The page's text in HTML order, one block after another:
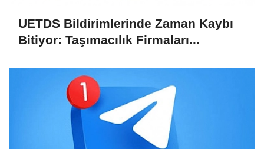
UETDS Bildirimlerinde Zaman Kaybı
Bitiyor: Taşımacılık Firmaları...